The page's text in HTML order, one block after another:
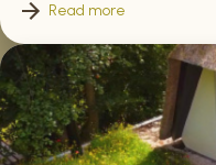
Read more